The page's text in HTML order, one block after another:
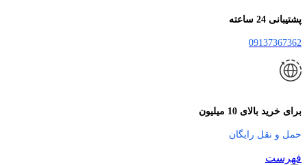
پشتیبانی 24 ساعته
09137367362
برای خرید بالای 10 میلیون
حمل و نقل رایگان
فهرست